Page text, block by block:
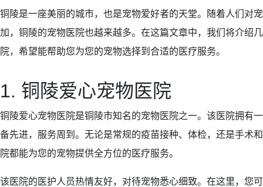
铜陵是一座美丽的城市，也是宠物爱好者的天堂。随着人们对
加，铜陵的宠物医院也越来越多。在这篇文章中，我们将介绍
院，希望能帮助您为您的宠物选择到合适的医疗服务。
1. 铜陵爱心宠物医院
铜陵爱心宠物医院是铜陵市知名的宠物医院之一。该医院拥有
备先进，服务周到。无论是常规的疫苗接种、体检，还是手术
院都能为您的宠物提供全方位的医疗服务。
该医院的医护人员热情友好，对待宠物悉心细致。在这里，您